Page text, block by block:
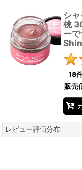
シ
桃
ーで
18
販売
レビュー評価分布